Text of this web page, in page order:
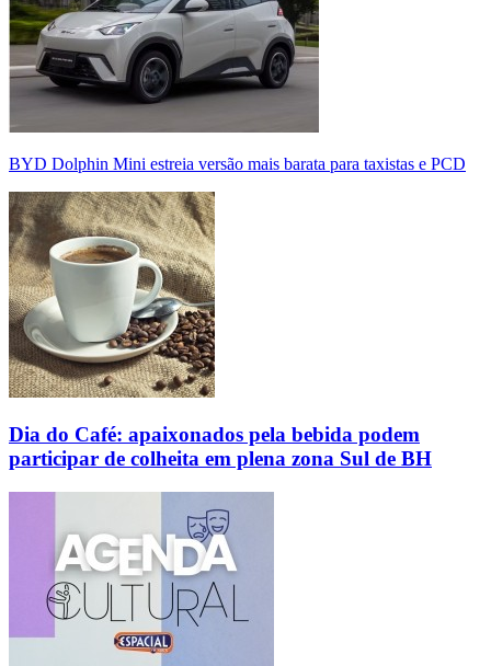
BYD Dolphin Mini estreia versão mais barata para taxistas e PCD
Dia do Café: apaixonados pela bebida podem
participar de colheita em plena zona Sul de BH